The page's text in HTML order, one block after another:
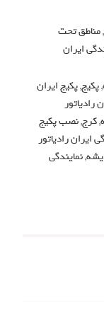
,مناطق تحت
ایران
,پکیج,پکیج ایران
رادیاتور
,کرج,نصب پکیج
ایران رادیاتور
,نمایندگی